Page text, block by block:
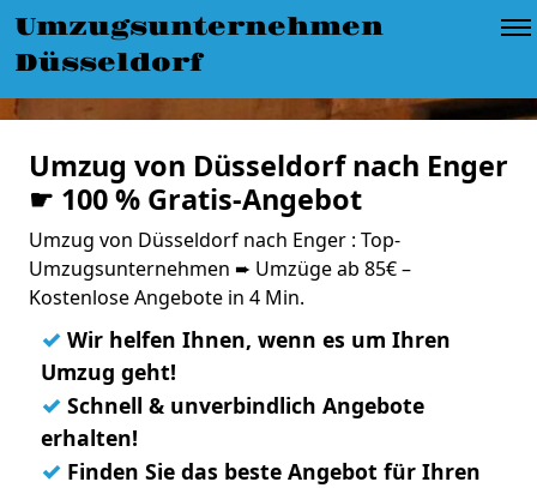
Umzugsunternehmen
Düsseldorf
Umzug von Düsseldorf nach Enger
☛ 100 % Gratis-Angebot
Umzug von Düsseldorf nach Enger : Top-
Umzugsunternehmen ➨ Umzüge ab 85€ –
Kostenlose Angebote in 4 Min.
✓ Wir helfen Ihnen, wenn es um Ihren
Umzug geht!
✓ Schnell & unverbindlich Angebote
erhalten!
✓ Finden Sie das beste Angebot für Ihren